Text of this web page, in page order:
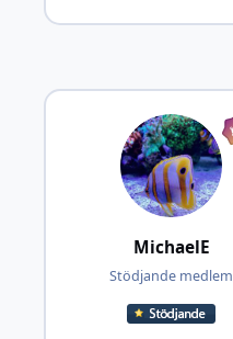
MichaelE
Stödjande medlem